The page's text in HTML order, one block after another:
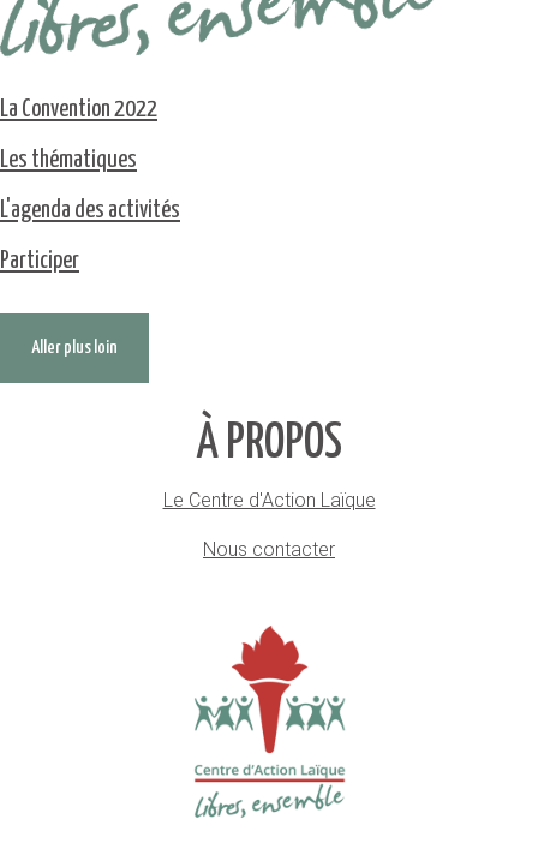
La Convention 2022
Les thématiques
L'agenda des activités
Participer
Aller plus loin
À PROPOS
Le Centre d'Action Laïque
Nous contacter